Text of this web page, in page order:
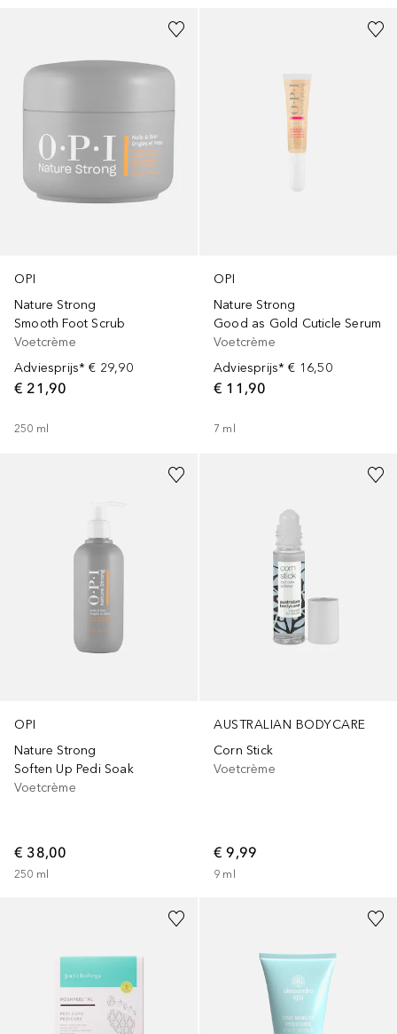
OPI
Nature Strong
Smooth Foot Scrub
Voetcrème
Adviesprijs* € 29,90
€ 21,90
250 ml
OPI
Nature Strong
Good as Gold Cuticle Serum
Voetcrème
Adviesprijs* € 16,50
€ 11,90
7 ml
OPI
Nature Strong
Soften Up Pedi Soak
Voetcrème
€ 38,00
250 ml
AUSTRALIAN BODYCARE
Corn Stick
Voetcrème
€ 9,99
9 ml